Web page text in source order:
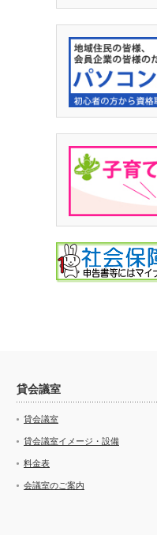
貸会議室
貸会議室
貸会議室イメージ・設備
料金表
会議室のご案内